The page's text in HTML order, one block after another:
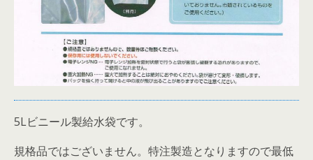
5Lビニール製給水袋です。
規格品ではございません。特注製造となりますので最低